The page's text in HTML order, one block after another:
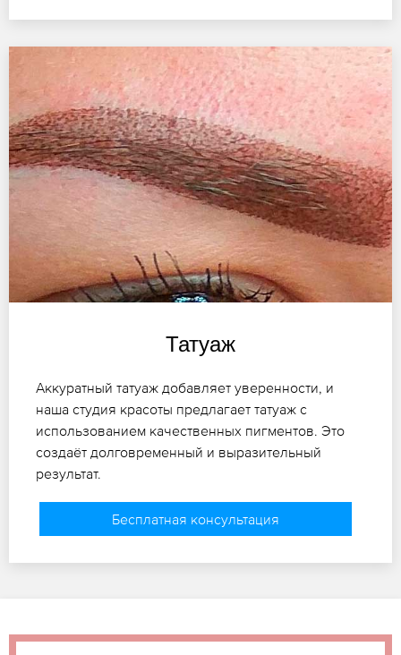
Татуаж
Аккуратный татуаж добавляет уверенности, и
наша студия красоты предлагает татуаж с
использованием качественных пигментов. Это
создаёт долговременный и выразительный
результат.
Бесплатная консультация